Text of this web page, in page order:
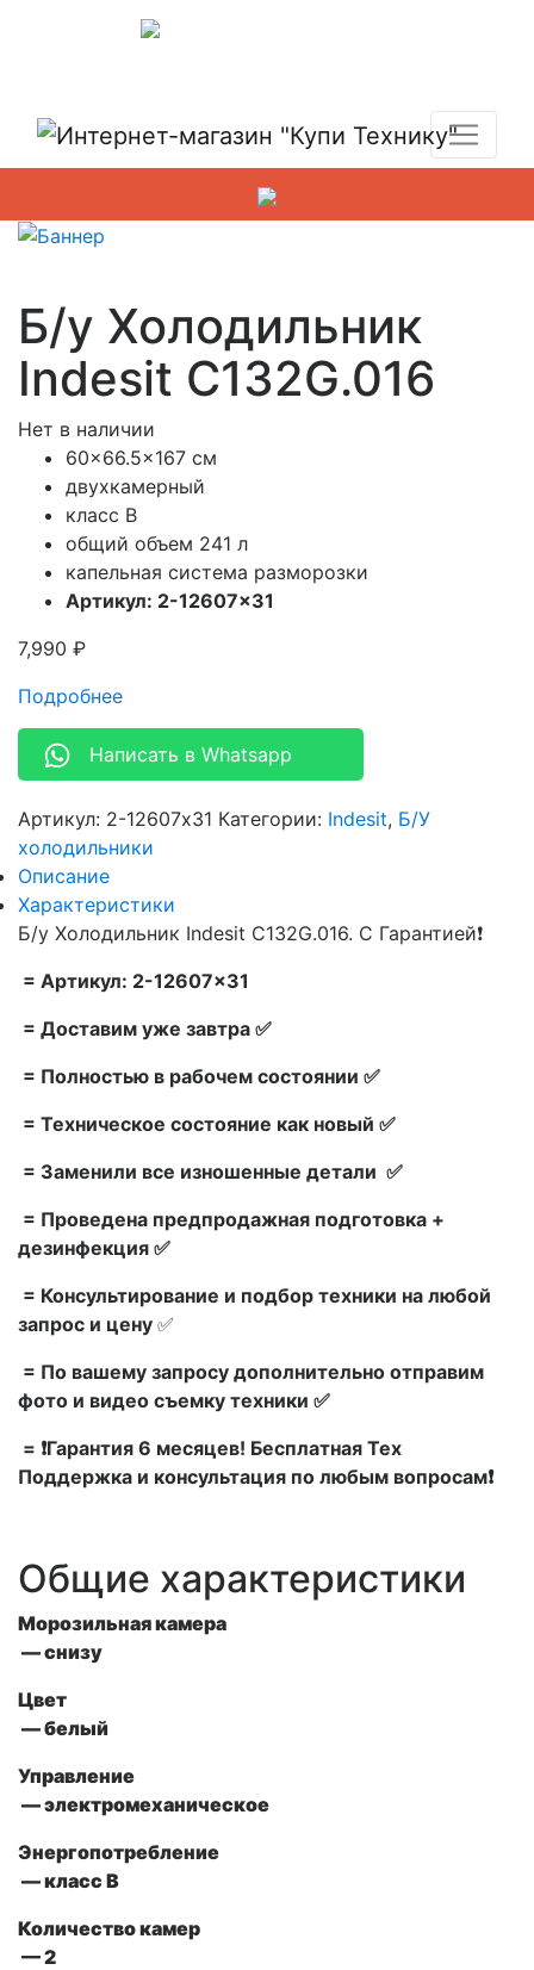
Б/у Холодильник
Indesit C132G.016
Нет в наличии
60×66.5×167 см
двухкамерный
класс B
общий объем 241 л
капельная система разморозки
Артикул: 2-12607×31
7,990 ₽
Подробнее
Написать в Whatsapp
Артикул: 2-12607x31 Категории: Indesit, Б/У
холодильники
Описание
Характеристики
Б/у Холодильник Indesit C132G.016. С Гарантией❗
= Артикул: 2-12607×31
= Доставим уже завтра ✅
= Полностью в рабочем состоянии ✅
= Техническое состояние как новый ✅
= Заменили все изношенные детали ✅
= Проведена предпродажная подготовка +
дезинфекция ✅
= Консультирование и подбор техники на любой
запрос и цену ✅
= По вашему запросу дополнительно отправим
фото и видео съемку техники ✅
= ❗Гарантия 6 месяцев! Бесплатная Тех
Поддержка и консультация по любым вопросам❗
Общие характеристики
Морозильная камера
— снизу
Цвет
— белый
Управление
— электромеханическое
Энергопотребление
— класс В
Количество камер
— 2